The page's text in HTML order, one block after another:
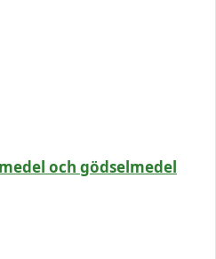
och gödselmedel